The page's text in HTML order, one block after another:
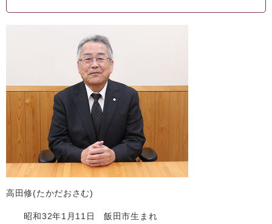
高田修(たかだおさむ)
昭和32年1月11日 飯田市生まれ